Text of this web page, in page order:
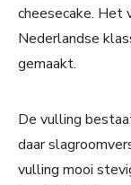
cheesecake. Het
Nederlandse
gemaakt.
De vulling
daar
vulling mooi